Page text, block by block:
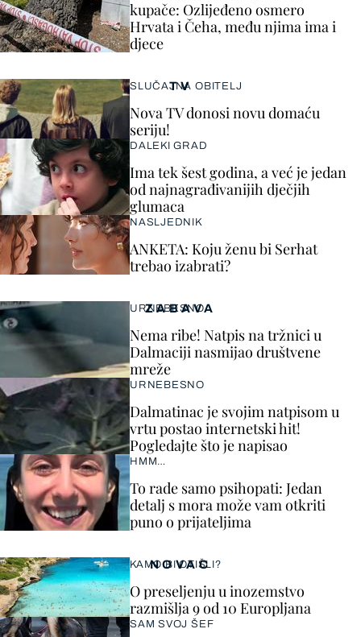
kupače: Ozlijeđeno osmero
Hrvata i Čeha, među njima ima i
djece
ZABAVA
URNEBESNO
Nema ribe! Natpis na tržnici u
Dalmaciji nasmijao društvene
mreže
URNEBESNO
Dalmatinac je svojim natpisom u
vrtu postao internetski hit!
Pogledajte što je napisao
HMM…
To rade samo psihopati: Jedan
detalj s mora može vam otkriti
puno o prijateljima
TV
SLUČAJNA OBITELJ
Nova TV donosi novu domaću
seriju!
DALEKI GRAD
Ima tek šest godina, a već je jedan
od najnagrađivanijih dječjih
glumaca
NASLJEDNIK
ANKETA: Koju ženu bi Serhat
trebao izabrati?
NOVAC
KAMO BI OTIŠLI?
O preseljenju u inozemstvo
razmišlja 9 od 10 Europljana
SAM SVOJ ŠEF